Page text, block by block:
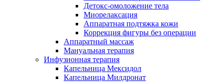
Детокс-омоложение тела
Миорелаксация
Аппаратная подтяжка кожи
Коррекция фигуры без операции
Аппаратный массаж
Мануальная терапия
Инфузионная терапия
Капельница Мексидол
Капельница Милдронат